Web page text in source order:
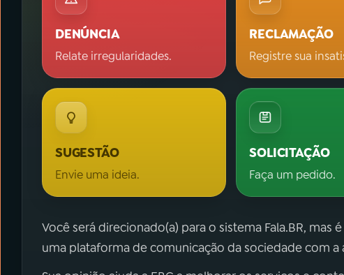
DENÚNCIA
Relate irregularidades.
RECLAMAÇÃO
Registre sua
SUGESTÃO
Envie uma ideia.
SOLICITAÇÃO
Faça um pedido.
Você será direcionado(a) para o sistema Fala.BR, mas
uma plataforma de comunicação da sociedade com